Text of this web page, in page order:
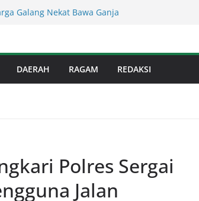
Teken MoU Wujudkan
Tanpa Praktik Transaksiona
Paling Buruk, Plh
DAERAH RAGAM REDAKSI
Polres Sergai
Jalan